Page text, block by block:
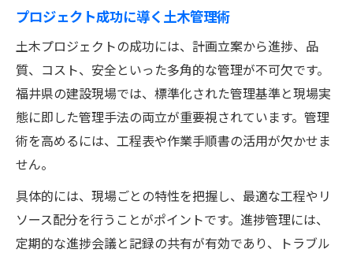
福井県流土木管理技術のポイント解説
土木管理者が持つべき資格と知識
現場力アップに直結する土木管理の実践
土木分野でのキャリアアップのヒント
マネージャーの視点から見た土木現場
土木マネージャーが抱える課題と対応策
土木現場のリーダーシップを発揮する方法
プロジェクト成功に導く土木管理術
土木プロジェクトの成功には、計画立案から進捗、品
質、コスト、安全といった多角的な管理が不可欠です。
福井県の建設現場では、標準化された管理基準と現場実
態に即した管理手法の両立が重要視されています。管理
術を高めるには、工程表や作業手順書の活用が欠かせま
せん。
具体的には、現場ごとの特性を把握し、最適な工程やリ
ソース配分を行うことがポイントです。進捗管理には、
定期的な進捗会議と記録の共有が有効であり、トラブル